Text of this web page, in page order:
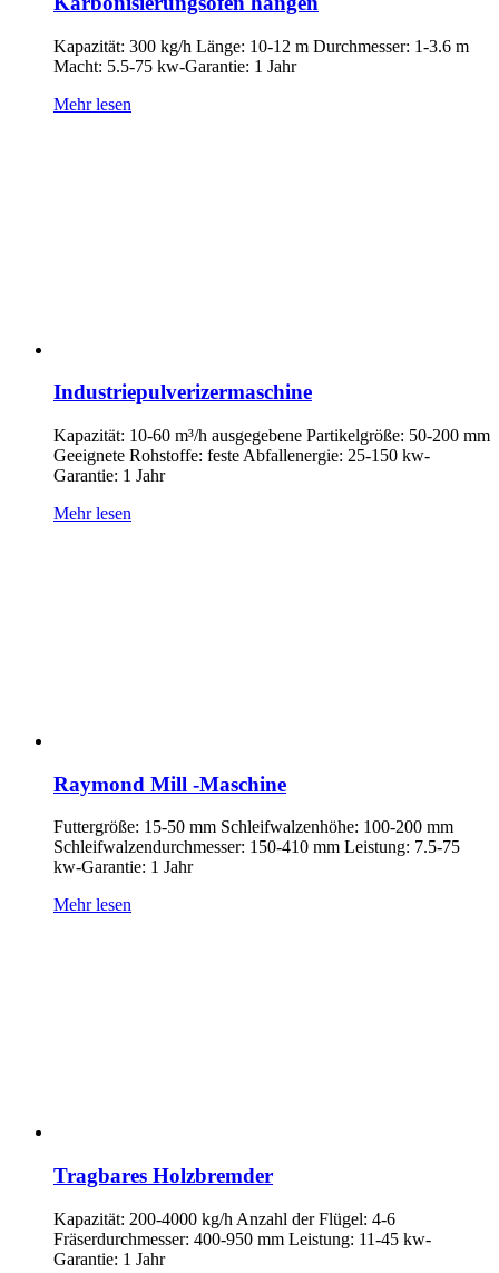
Kapazität: 300 kg/h Länge: 10-12 m Durchmesser: 1-3.6 m
Macht: 5.5-75 kw-Garantie: 1 Jahr
Mehr lesen
Industriepulverizermaschine
Kapazität: 10-60 m³/h ausgegebene Partikelgröße: 50-200 mm
Geeignete Rohstoffe: feste Abfallenergie: 25-150 kw-
Garantie: 1 Jahr
Mehr lesen
Raymond Mill -Maschine
Futtergröße: 15-50 mm Schleifwalzenhöhe: 100-200 mm
Schleifwalzendurchmesser: 150-410 mm Leistung: 7.5-75
kw-Garantie: 1 Jahr
Mehr lesen
Tragbares Holzbremder
Kapazität: 200-4000 kg/h Anzahl der Flügel: 4-6
Fräserdurchmesser: 400-950 mm Leistung: 11-45 kw-
Garantie: 1 Jahr